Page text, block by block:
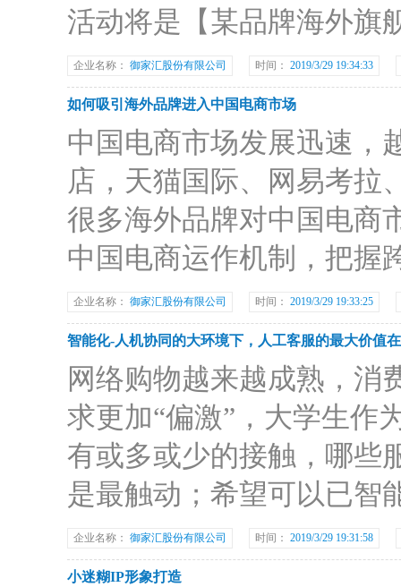
活动将是【某品牌海外旗
企业名称： 御家汇股份有限公司 时间： 2019/3/29 19:34:33
如何吸引海外品牌进入中国电商市场
中国电商市场发展迅速，
店，天猫国际、网易考拉
很多海外品牌对中国电商
中国电商运作机制，把握
企业名称： 御家汇股份有限公司 时间： 2019/3/29 19:33:25
智能化-人机协同的大环境下，人工客服的最大价值
网络购物越来越成熟，消
求更加“偏激”，大学生作
有或多或少的接触，哪些
是最触动；希望可以已
企业名称： 御家汇股份有限公司 时间： 2019/3/29 19:31:58
小迷糊IP形象打造